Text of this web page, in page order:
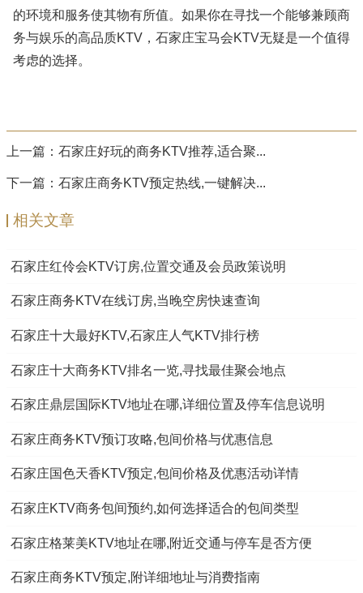
的环境和服务使其物有所值。如果你在寻找一个能够兼顾商
务与娱乐的高品质KTV，石家庄宝马会KTV无疑是一个值得
考虑的选择。
上一篇： 石家庄好玩的商务KTV推荐,适合聚...
下一篇： 石家庄商务KTV预定热线,一键解决...
相关文章
石家庄红伶会KTV订房,位置交通及会员政策说明
石家庄商务KTV在线订房,当晚空房快速查询
石家庄十大最好KTV,石家庄人气KTV排行榜
石家庄十大商务KTV排名一览,寻找最佳聚会地点
石家庄鼎层国际KTV地址在哪,详细位置及停车信息说明
石家庄商务KTV预订攻略,包间价格与优惠信息
石家庄国色天香KTV预定,包间价格及优惠活动详情
石家庄KTV商务包间预约,如何选择适合的包间类型
石家庄格莱美KTV地址在哪,附近交通与停车是否方便
石家庄商务KTV预定,附详细地址与消费指南